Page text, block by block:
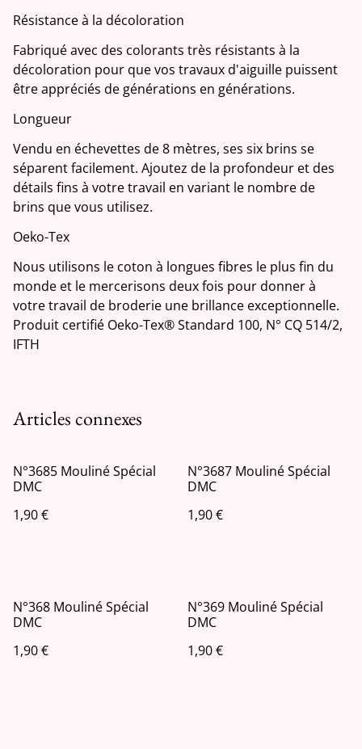
Résistance à la décoloration
Fabriqué avec des colorants très résistants à la
décoloration pour que vos travaux d'aiguille puissent
être appréciés de générations en générations.
Longueur
Vendu en échevettes de 8 mètres, ses six brins se
séparent facilement. Ajoutez de la profondeur et des
détails fins à votre travail en variant le nombre de
brins que vous utilisez.
Oeko-Tex
Nous utilisons le coton à longues fibres le plus fin du
monde et le mercerisons deux fois pour donner à
votre travail de broderie une brillance exceptionnelle.
Produit certifié Oeko-Tex® Standard 100, N° CQ 514/2,
IFTH
Articles connexes
N°3685 Mouliné Spécial
DMC
1,90 €
N°3687 Mouliné Spécial
DMC
1,90 €
N°368 Mouliné Spécial
DMC
1,90 €
N°369 Mouliné Spécial
DMC
1,90 €